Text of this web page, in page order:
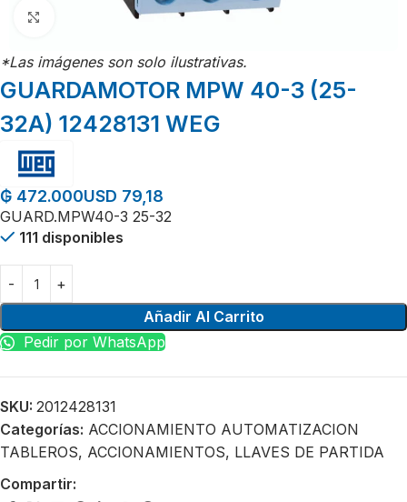
Click para agrandar
*Las imágenes son solo ilustrativas.
GUARDAMOTOR MPW 40-3 (25-
32A) 12428131 WEG
₲ 472.000USD 79,18
GUARD.MPW40-3 25-32
111 disponibles
Añadir Al Carrito
Pedir por WhatsApp
SKU: 2012428131
Categorías: ACCIONAMIENTO AUTOMATIZACION
TABLEROS, ACCIONAMIENTOS, LLAVES DE PARTIDA
Compartir: